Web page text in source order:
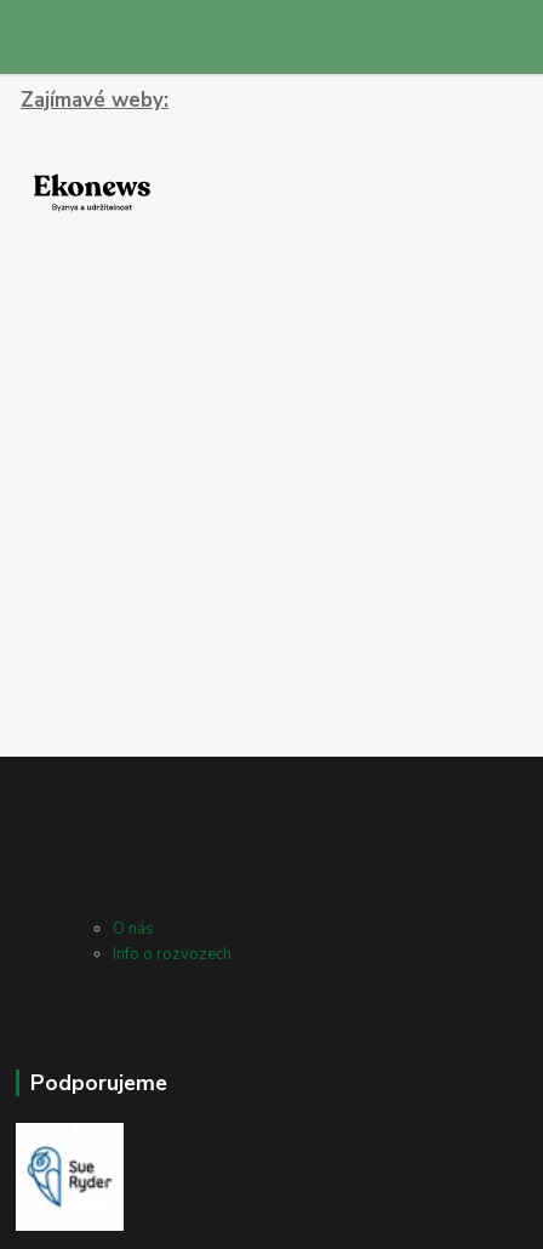
Zajímavé weby:
O nás
Info o rozvozech
Podporujeme